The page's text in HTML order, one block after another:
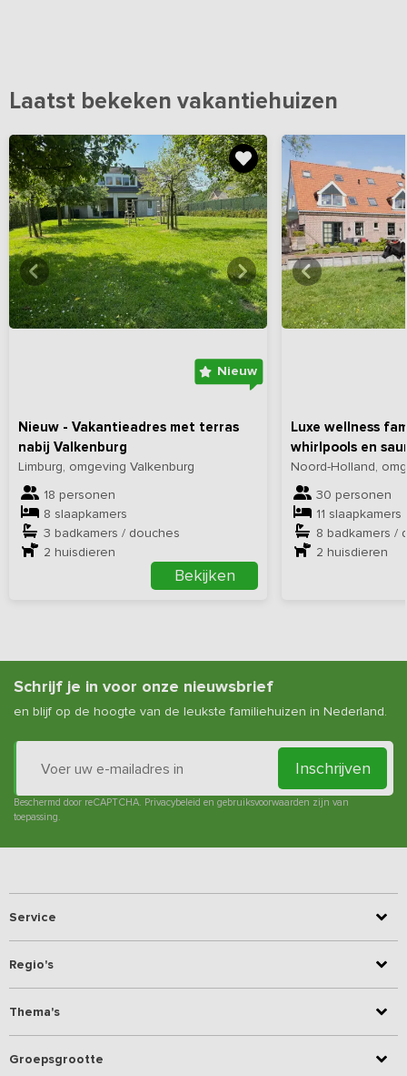
Laatst bekeken vakantiehuizen
Nieuw
Nieuw - Vakantieadres met terras
nabij Valkenburg
Limburg, omgeving Valkenburg
18 personen
8 slaapkamers
3 badkamers / douches
2 huisdieren
Bekijken
Bekijkhieralle foto's
Luxe wellness
whirlpools en
Noord-Holland,
30 personen
11 slaapkamers
8 badkamers /
2 huisdieren
Bekijk
Schrijf je in voor onze nieuwsbrief
en blijf op de hoogte van de leukste familiehuizen in Nederland.
Inschrijven
Beschermd door reCAPTCHA. Privacybeleid en gebruiksvoorwaarden zijn van
toepassing.
Service
Regio's
Thema's
Groepsgrootte